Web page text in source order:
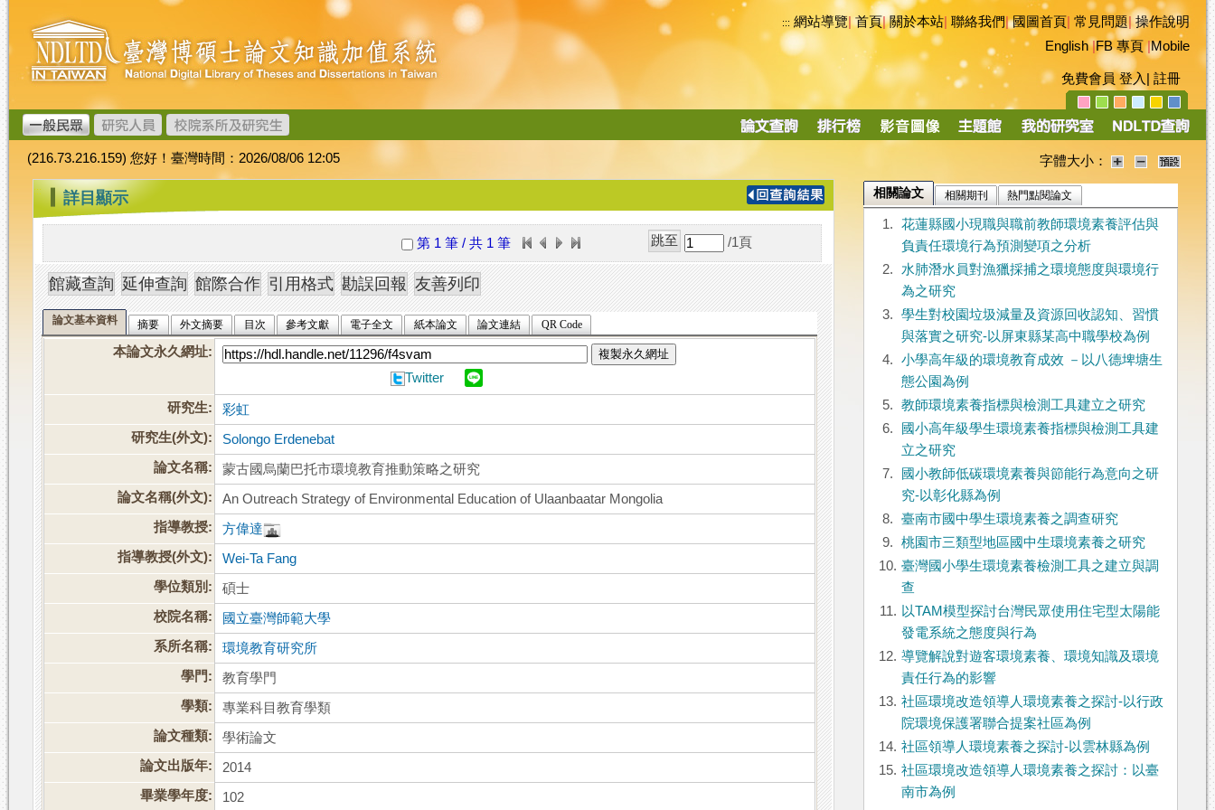
跳
到
主
要
內
容
臺
灣
博
碩
士
論
文
加
值
系
統
::: 網站導覽|首頁|關於本站 聯絡我們|國圖首頁 常見問題|操作說明
English|FB 專頁|Mobile
免費會員 登入 註冊
導
(216.73.216.159) 您好！臺灣時間：2026/08/06 12:05 字體大小：
::: 詳目顯示
第 1 筆 / 共 1 筆 /1 頁
論文基本資料 摘要 外文摘要 目次 參考文獻 電子全文 紙本論文 論文連結 QR Code
本論文永久網址: 複製永久網址
Twitter
研究生:
彩虹
研究生(外文):
Solongo Erdenebat
論文名稱:
蒙古國烏蘭巴托市環境教育推動策略之研究
論文名稱(外文):
An Outreach Strategy of Environmental Education of Ulaanbaatar Mongolia
指導教授:
方偉達
指導教授(外文):
Wei-Ta Fang
學位類別:
碩士
校院名稱:
國立臺灣師範大學
系所名稱:
環境教育研究所
學門:
教育學門
學類:
專業科目教育學類
論文種類:
學術論文
論文出版年:
2014
畢業學年度:
102
相關論文 相關期刊 熱門點閱論文
1.
花蓮縣國小現職與職前教師環境素養評估與
負責任環境行為預測變項之分析
2.
水肺潛水員對漁獵採捕之環境態度與環境行
為之研究
3.
學生對校園垃圾減量及資源回收認知、習慣
與落實之研究-以屏東縣某高中職學校為例
4.
小學高年級的環境教育成效 －以八德埤塘生
態公園為例
5.
教師環境素養指標與檢測工具建立之研究
6.
國小高年級學生環境素養指標與檢測工具建
立之研究
7.
國小教師低碳環境素養與節能行為意向之研
究-以彰化縣為例
8.
臺南市國中學生環境素養之調查研究
9.
桃園市三類型地區國中生環境素養之研究
10. 臺灣國小學生環境素養檢測工具之建立與調
查
11. 以TAM模型探討台灣民眾使用住宅型太陽能
發電系統之態度與行為
12. 導覽解說對遊客環境素養、環境知識及環境
責任行為的影響
13. 社區環境改造領導人環境素養之探討-以行政
院環境保護署聯合提案社區為例
14. 社區領導人環境素養之探討-以雲林縣為例
15. 社區環境改造領導人環境素養之探討：以臺
南市為例